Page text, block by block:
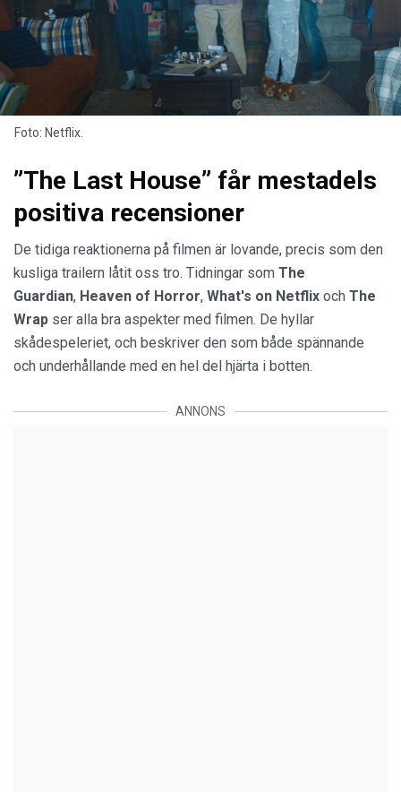
Foto: Netflix.
”The Last House” får mestadels
positiva recensioner
De tidiga reaktionerna på filmen är lovande, precis som den
kusliga trailern låtit oss tro. Tidningar som The
Guardian, Heaven of Horror, What's on Netflix och The
Wrap ser alla bra aspekter med filmen. De hyllar
skådespeleriet, och beskriver den som både spännande
och underhållande med en hel del hjärta i botten.
ANNONS